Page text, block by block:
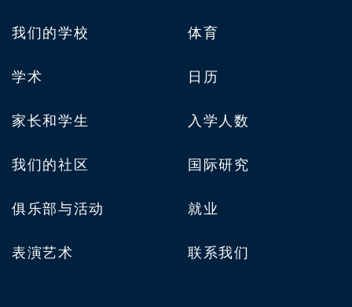
我们的学校
学术
家长和学生
我们的社区
俱乐部与活动
表演艺术
体育
日历
入学人数
国际研究
就业
联系我们